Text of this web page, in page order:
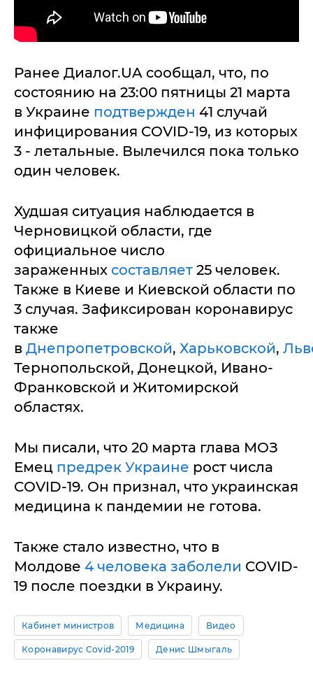
Ранее Диалог.UA сообщал, что, по
состоянию на 23:00 пятницы 21 марта
в Украине подтвержден 41 случай
инфицирования COVID-19, из которых
3 - летальные. Вылечился пока только
один человек.
Худшая ситуация наблюдается в
Черновицкой области, где
официальное число
зараженных составляет 25 человек.
Также в Киеве и Киевской области по
3 случая. Зафиксирован коронавирус
также
в Днепропетровской, Харьковской,
Тернопольской, Донецкой, Ивано-
Франковской и Житомирской
областях.
Мы писали, что 20 марта глава МОЗ
Емец предрек Украине рост числа
COVID-19. Он признал, что украинская
медицина к пандемии не готова.
Также стало известно, что в
Молдове 4 человека заболели COVID-
19 после поездки в Украину.
Кабинет министров Медицина Видео
Коронавирус Covid-2019 Денис Шмыгаль